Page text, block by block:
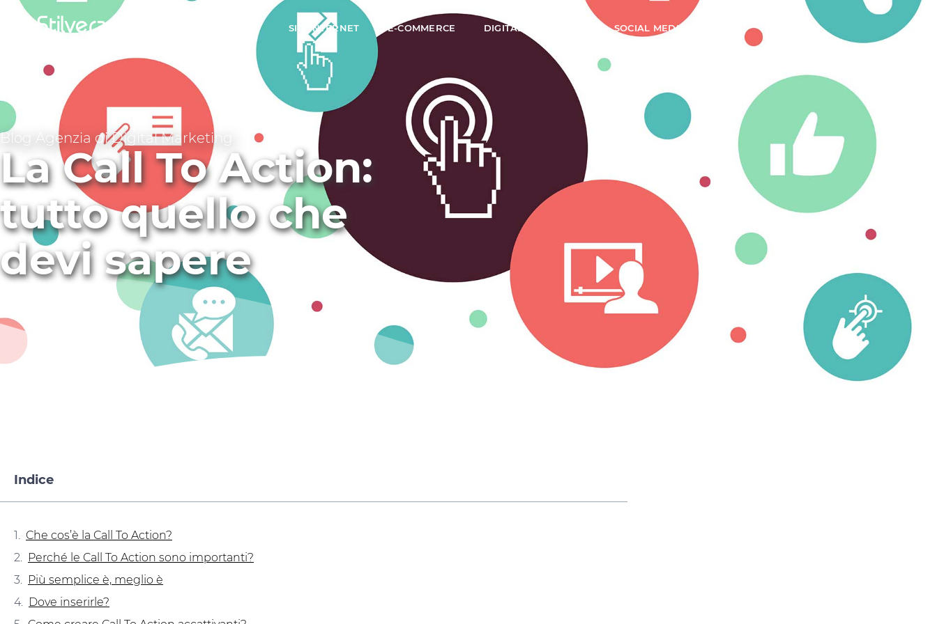
WEB AGENCY SITI INTERNET E-COMMERCE DIGITAL MARKETING SOCIAL MEDIA CONTATTI
Blog Agenzia di Digital Marketing
La Call To Action:
tutto quello che
devi sapere
Indice
Che cos’è la Call To Action?
Perché le Call To Action sono importanti?
Più semplice è, meglio è
Dove inserirle?